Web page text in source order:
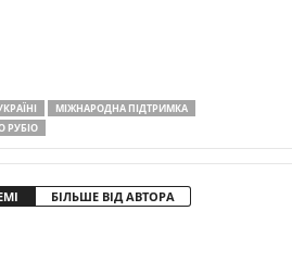
МІЖНАРОДНА ПІДТРИМКА
РУБІО
БІЛЬШЕ ВІД АВТОРА